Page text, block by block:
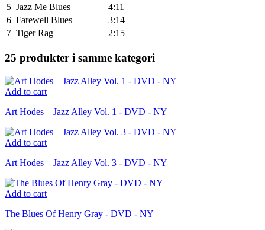
5 Jazz Me Blues
4:11
6 Farewell Blues
3:14
7 Tiger Rag 2:15
25 produkter i samme kategori
Add to cart
Art Hodes – Jazz Alley Vol. 1 - DVD - NY
Add to cart
Art Hodes – Jazz Alley Vol. 3 - DVD - NY
Add to cart
The Blues Of Henry Gray - DVD - NY